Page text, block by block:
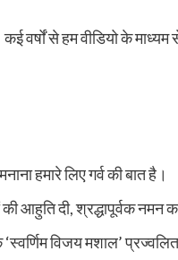
से हम वीडियो के माध्यम
हमारे लिए गर्व की बात है।
आहुति दी, श्रद्धापूर्वक नमन
विजय मशाल’